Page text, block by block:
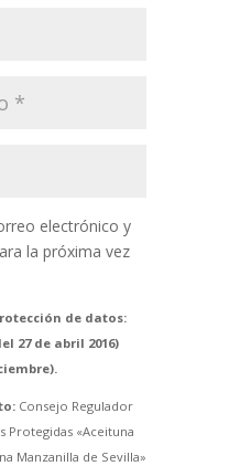
electrónico y
la próxima vez
de datos:
27 de abril 2016)
Consejo Regulador
Protegidas «Aceituna
Manzanilla de Sevilla»